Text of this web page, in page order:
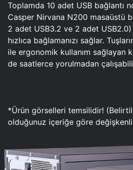
Toplamda 10 adet USB bağlantı
Casper Nirvana N200 masaüstü
2 adet USB3.2 ve 2 adet USB2.0)
hızlıca bağlamanızı sağlar.
ile ergonomik kullanım sağlayan
de saatlerce yorulmadan
*Ürün görselleri temsilidir!
olduğunuz içeriğe göre